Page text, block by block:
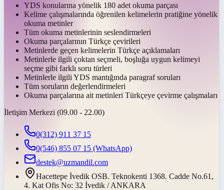
YDS konularına yönelik 180 adet okuma parçası
Kelime çalışmalarında öğrenilen kelimelerin pratiğine yönelik
okuma metinler
Tüm okuma metinlerinin seslendirmeleri
Okuma parçalarının Türkçe çevirileri
Metinlerde geçen kelimelerin Türkçe açıklamaları
Metinlerle ilgili çoktan seçmeli, boşluğa uygun kelimeyi
seçme gibi farklı soru türleri
Metinlerle ilgili YDS mantığında paragraf soruları
Tüm soruların değerlendirmeleri
Okuma parçalarına ait metinleri Türkçeye çevirme çalışmaları
İletişim Merkezi (09.00 - 22.00)
0(312) 911 37 15
0(546) 855 07 15 (WhatsApp)
destek@uzmandil.com
Hacettepe İvedik OSB. Teknokenti 1368. Cadde No.61,
4. Kat Ofis No: 32 İvedik / ANKARA